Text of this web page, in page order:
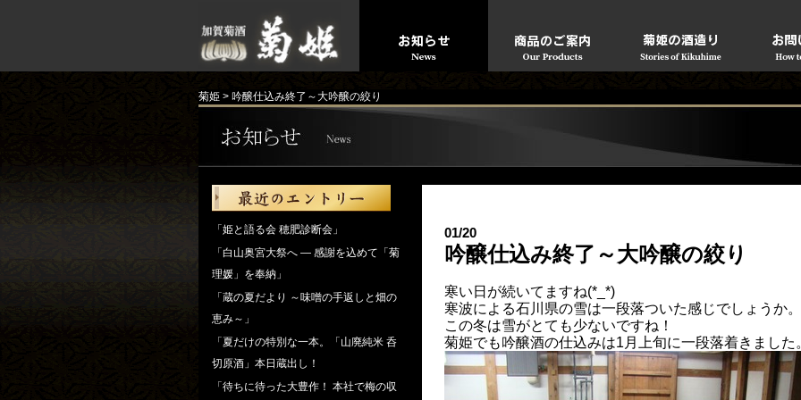
菊姫 > 吟醸仕込み終了～大吟醸の絞り
01/20
吟醸仕込み終了～大吟醸の絞り
寒い日が続いてますね(*_*)
寒波による石川県の雪は一段落ついた感じでしょう
この冬は雪がとても少ないですね！
菊姫でも吟醸酒の仕込みは1月上旬に一段落着きました
「姫と語る会 穂肥診断会」
「白山奥宮大祭へ ― 感謝を込めて「菊
理媛」を奉納」
「蔵の夏だより ～味噌の手返しと畑の
恵み～」
「夏だけの特別な一本。「山廃純米 呑
切原酒」本日蔵出し！
「待ちに待った大豊作！ 本社で梅の収